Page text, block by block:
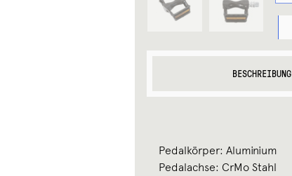
BESCHREIBUNG
Pedalkörper: Aluminium
Pedalachse: CrMo Stahl